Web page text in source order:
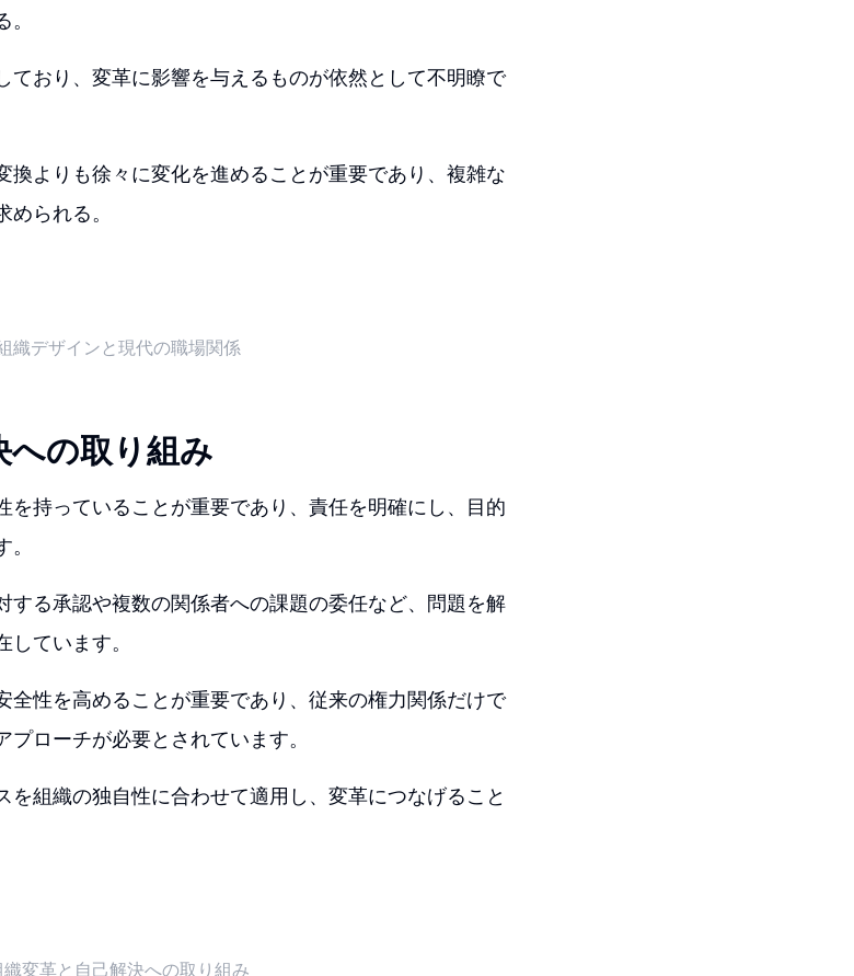
ており、変革に影響を与えるものが依然として不明瞭で
換よりも徐々に変化を進めることが重要であり、複雑な
られる。
織デザインと現代の職場関係
への取り組み
を持っていることが重要であり、責任を明確にし、目的
する承認や複数の関係者への課題の委任など、問題を解
ています。
全性を高めることが重要であり、従来の権力関係だけで
ローチが必要とされています。
を組織の独自性に合わせて適用し、変革につなげること
織変革と自己解決への取り組み